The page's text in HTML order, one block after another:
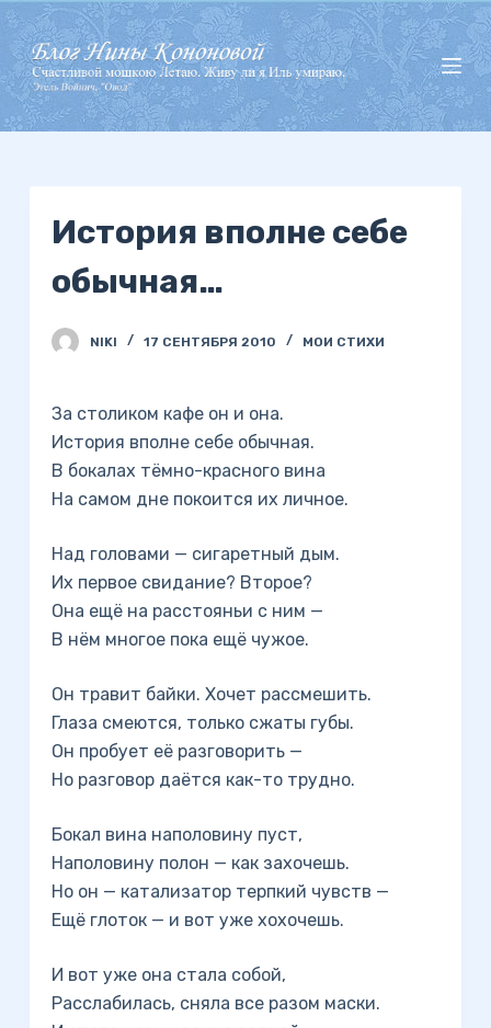
П
е
р
е
й
История вполне себе
обычная…
NIKI 17 СЕНТЯБРЯ 2010 МОИ СТИХИ
За столиком кафе он и она.
История вполне себе обычная.
В бокалах тёмно-красного вина
На самом дне покоится их личное.
Над головами — сигаретный дым.
Их первое свидание? Второе?
Она ещё на расстояньи с ним —
В нём многое пока ещё чужое.
Он травит байки. Хочет рассмешить.
Глаза смеются, только сжаты губы.
Он пробует её разговорить —
Но разговор даётся как-то трудно.
Бокал вина наполовину пуст,
Наполовину полон — как захочешь.
Но он — катализатор терпкий чувств —
Ещё глоток — и вот уже хохочешь.
И вот уже она стала собой,
Расслабилась, сняла все разом маски.